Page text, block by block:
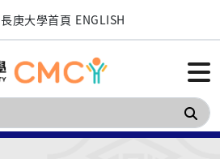
長庚大學首頁 ENGLISH
搜